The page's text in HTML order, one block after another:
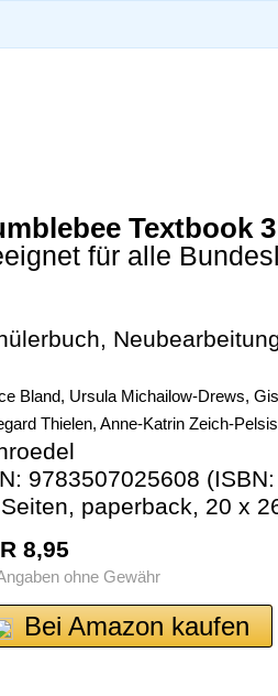
Textbook 3
für alle
Bland, Ursula Michailow-Drews,
Thielen, Anne-Katrin Zeich-Pelsis
9783507025608
paperback, 20 x
8,95
ohne Gewähr
Bei Amazon kaufen